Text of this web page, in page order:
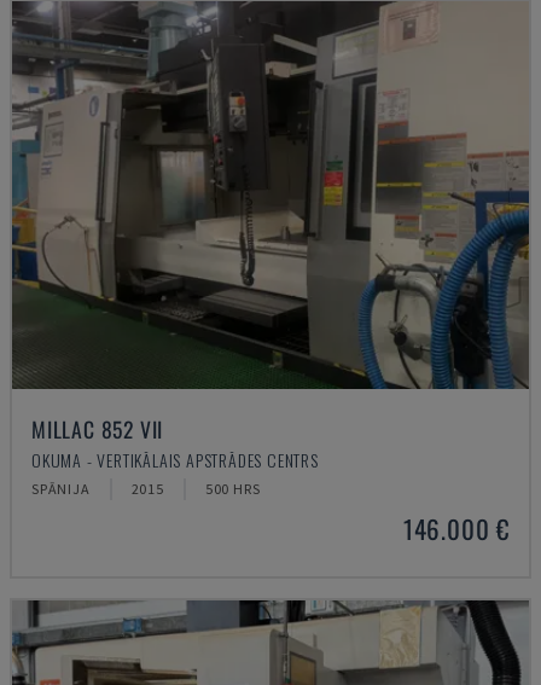
MILLAC 852 VII
OKUMA - VERTIKĀLAIS APSTRĀDES CENTRS
SPĀNIJA 2015 500 HRS
146.000 €